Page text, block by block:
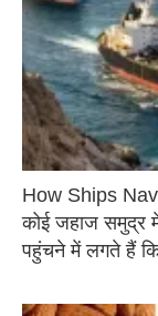
How Ships
कोई जहाज समुद्र
पहुंचने में लगते हैं